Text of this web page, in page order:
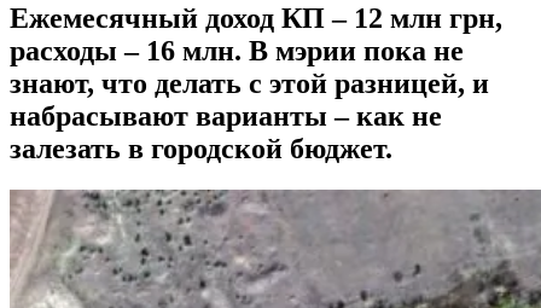
Ежемесячный доход КП – 12 млн грн,
расходы – 16 млн. В мэрии пока не
знают, что делать с этой разницей, и
набрасывают варианты – как не
залезать в городской бюджет.